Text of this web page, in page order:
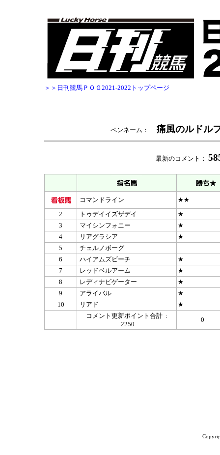
＞＞日刊競馬ＰＯＧ2021-2022トップページ
ペンネーム： 痛風のルドル
最新のコメント：
コマンドライン
★★
2
トゥデイイズザデイ
★
3
マイシンフォニー
★
4
リアグラシア
★
5
チェルノボーグ
6
ハイアムズビーチ
★
7
レッドベルアーム
★
8
レディナビゲーター
★
9
アライバル
★
10
リアド
★
コメント更新ポイント合計 :
2250
0